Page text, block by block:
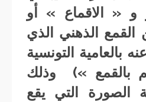
و « الاقماع » أو
الذهني الذي
بالعامية التونسية
بالقمع ») وذلك
الصورة التي يقع